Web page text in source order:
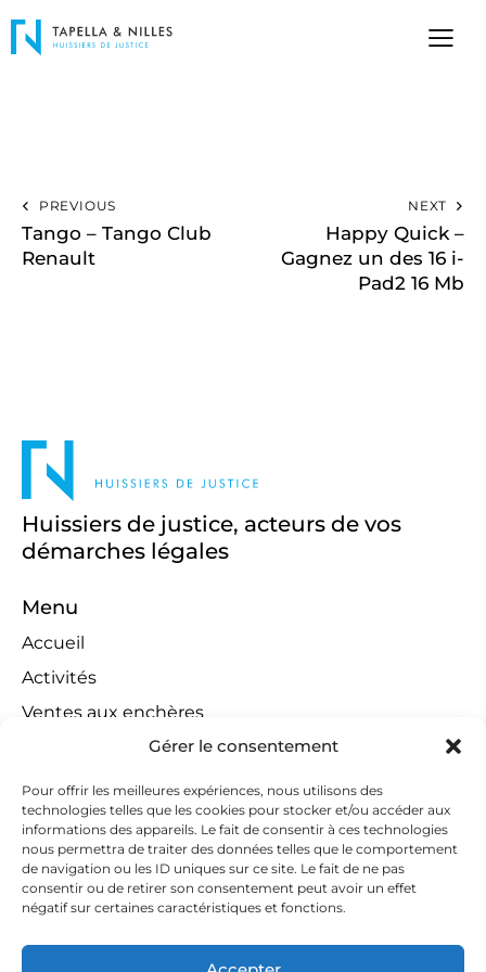
Gérer le consentement
Pour offrir les meilleures expériences, nous utilisons des
technologies telles que les cookies pour stocker et/ou accéder aux
informations des appareils. Le fait de consentir à ces technologies
nous permettra de traiter des données telles que le comportement
de navigation ou les ID uniques sur ce site. Le fait de ne pas
consentir ou de retirer son consentement peut avoir un effet
négatif sur certaines caractéristiques et fonctions.
PREVIOUS
Tango – Tango Club
Renault
NEXT
Happy Quick –
Gagnez un des 16 i-
Pad2 16 Mb
Huissiers de justice, acteurs de vos
démarches légales
Menu
Accueil
Activités
Ventes aux enchères
Compétences territoriales
Jeux concours
Liens
Contact
Contactez-nous
huissiers@tapella-nilles.lu